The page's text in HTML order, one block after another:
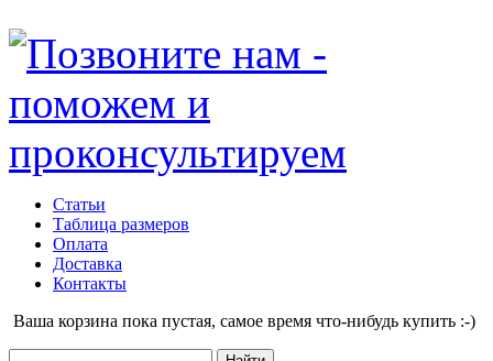
Статьи
Таблица размеров
Оплата
Доставка
Контакты
Ваша корзина пока пустая, cамое время что-нибудь купить :-)